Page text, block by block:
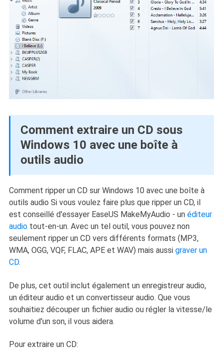
Comment extraire un CD sous
Windows 10 avec une boîte à
outils audio
Comment ripper un CD sur Windows 10 avec une boîte à
outils audio Si vous voulez faire plus que ripper un CD, il
est conseillé d'essayer EaseUS MakeMyAudio - un éditeur
audiotout-en-un. Avec un tel outil, vous pouvez non
seulement ripper un CD vers différents formats (MP3,
WMA, OGG, VQF, FLAC, APE et WAV) mais aussi graver un
CD.
De plus, cet outil inclut également un enregistreur audio,
un éditeur audio et un convertisseur audio. Que vous
souhaitiez découper un fichier audio ou régler la vitesse/le
volume d'un son, il vous aidera.
Pour extraire un CD: